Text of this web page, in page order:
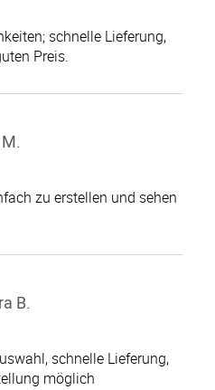
schnelle Lieferung,
Preis.
zu erstellen und sehen
B.
schnelle Lieferung,
möglich